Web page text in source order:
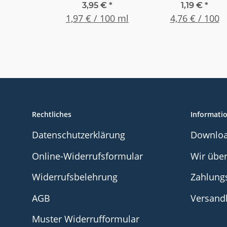
3,95 € *
1,97 € / 100 ml
Sechskant - Stahl
8.8 galv. verzinkt,
1,19 € *
4,76 € / 100
Rechtliches
Datenschutzerklärung
Online-Widerrufsformular
Widerrufsbelehrung
AGB
Muster Widerrufformular
Wir